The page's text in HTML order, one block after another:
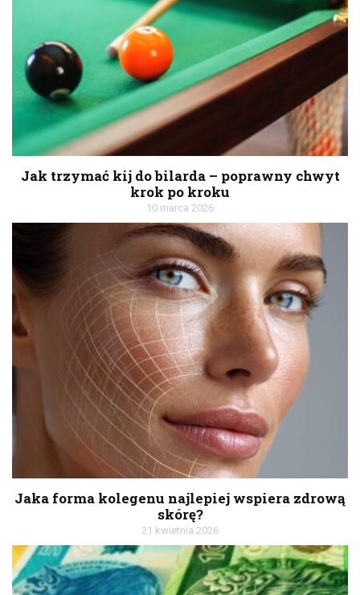
Jak trzymać kij do bilarda – poprawny chwyt
krok po kroku
10 marca 2026
Jaka forma kolegenu najlepiej wspiera zdrową
skórę?
21 kwietnia 2026